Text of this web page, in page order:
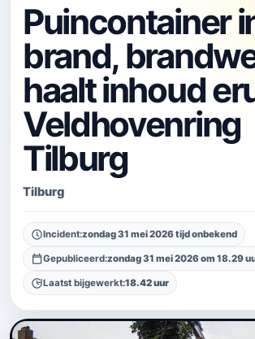
Puincontainer
brand,
haalt inhoud
Veldhovenring
Tilburg
Tilburg
Incident:zondag 31 mei 2026 tijd onbekend
Gepubliceerd:zondag 31 mei 2026 om 18.29
Laatst bijgewerkt:18.42 uur